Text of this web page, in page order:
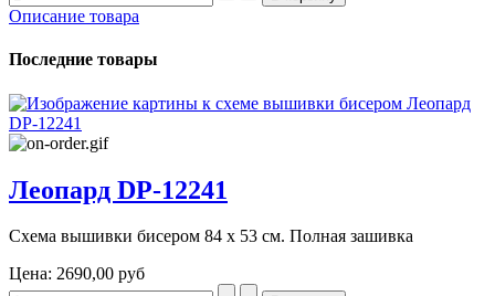
Описание товара
Последние товары
Леопард DP-12241
Схема вышивки бисером 84 х 53 см. Полная зашивка
Цена: 2690,00 руб